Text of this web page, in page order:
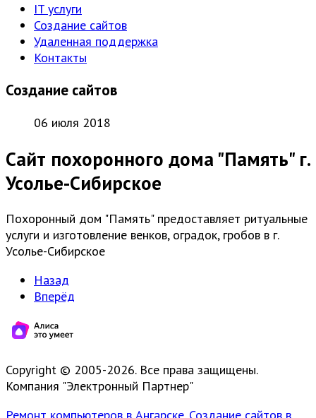
IT услуги
Создание сайтов
Удаленная поддержка
Контакты
Создание сайтов
06 июля 2018
Сайт похоронного дома "Память" г.
Усолье-Сибирское
Похоронный дом "Память" предоставляет ритуальные
услуги и изготовление венков, оградок, гробов в г.
Усолье-Сибирское
Назад
Вперёд
Copyright © 2005-2026. Все права защищены.
Компания "Электронный Партнер"